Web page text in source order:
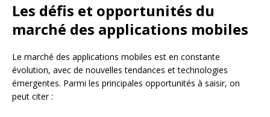
Les défis et opportunités du
marché des applications mobiles
Le marché des applications mobiles est en constante
évolution, avec de nouvelles tendances et technologies
émergentes. Parmi les principales opportunités à saisir, on
peut citer :